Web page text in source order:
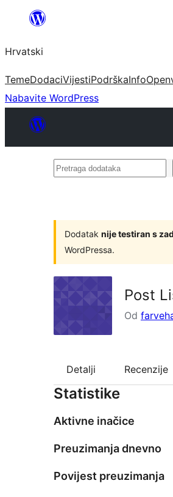
Skoči
sadržaja
Hrvatski
TemeDodaciVijestiPodrškaInfo
Nabavite WordPress
Pretraga
Dodatak nije testiran s
WordPressa.
Post
Od
Detalji Recenzije
Statistike
Aktivne inačice
Preuzimanja dnevno
Povijest preuzimanja